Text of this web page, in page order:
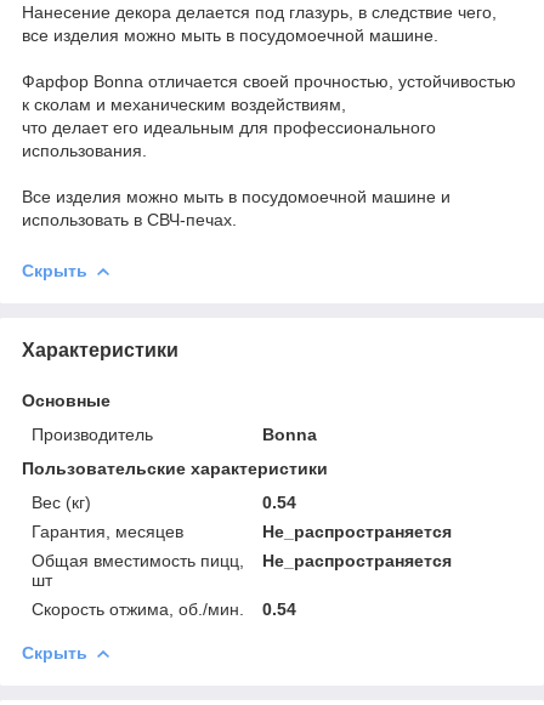
Нанесение декора делается под глазурь, в следствие чего,
все изделия можно мыть в посудомоечной машине.
Фарфор Bonna отличается своей прочностью, устойчивостью
к сколам и механическим воздействиям,
что делает его идеальным для профессионального
использования.
Все изделия можно мыть в посудомоечной машине и
использовать в СВЧ-печах.
Скрыть
Характеристики
Основные
Производитель
Bonna
Пользовательские характеристики
Вес (кг)
0.54
Гарантия, месяцев
Не_распространяется
Общая вместимость пицц,
шт
Не_распространяется
Скорость отжима, об./мин. 0.54
Скрыть